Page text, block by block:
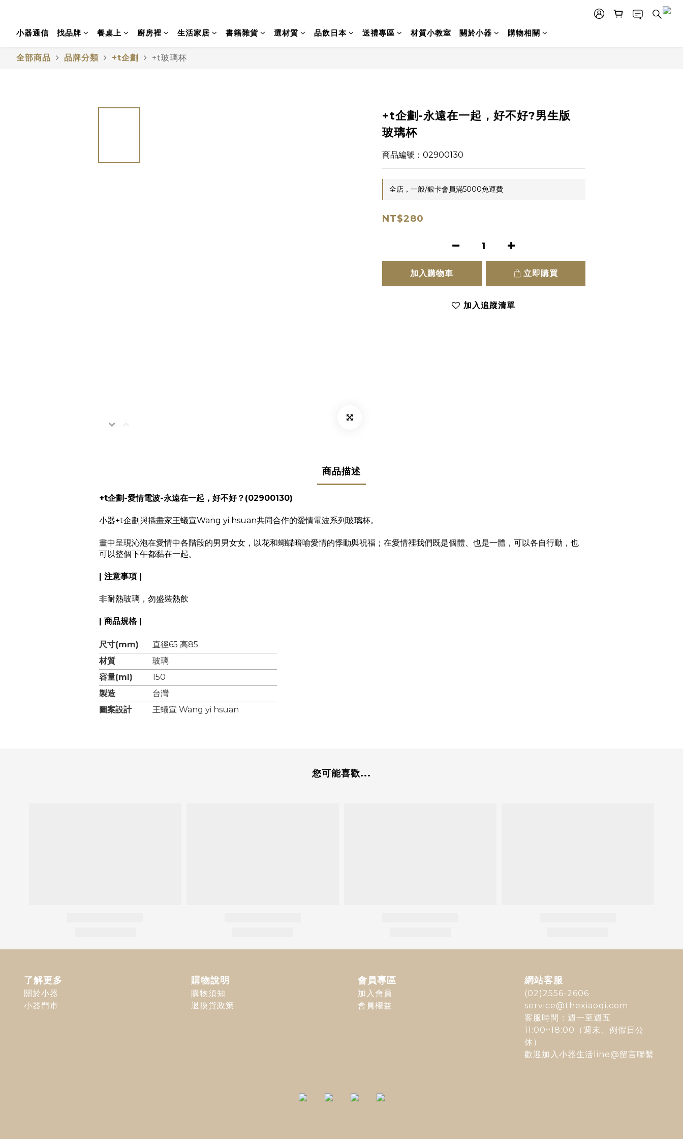
小器通信 找品牌 餐桌上 廚房裡 生活家居 書籍雜貨 選材質 品飲日本 送禮專區 材質小教室 關於小器 購物相關
全部商品 品牌分類 +t企劃 +t玻璃杯
+t企劃-永遠在一起，好不好?男生版
玻璃杯
商品編號：02900130
全店，一般/銀卡會員滿5000免運費
NT$280
加入購物車 立即購買
加入追蹤清單
商品描述
+t企劃-愛情電波-永遠在一起，好不好？(02900130)
小器+t企劃與插畫家王蟻宣Wang yi hsuan共同合作的愛情電波系列玻璃杯。
畫中呈現沁泡在愛情中各階段的男男女女，以花和蝴蝶暗喻愛情的悸動與祝福；在愛情裡我們既是個體、也是一體，可以各自行動，也
可以整個下午都黏在一起。
| 注意事項 |
非耐熱玻璃，勿盛裝熱飲
| 商品規格 |
尺寸(mm)
直徑65 高85
材質
玻璃
容量(ml)
150
製造
台灣
圖案設計
王蟻宣 Wang yi hsuan
您可能喜歡...
了解更多
關於小器
小器門市
購物說明
購物須知
退換貨政策
會員專區
加入會員
會員權益
網站客服
(02)2556-2606
service@thexiaoqi.com
客服時間：週一至週五
11:00~18:00（週末、例假日公
休）
歡迎加入 小器生活line@留言聯繫